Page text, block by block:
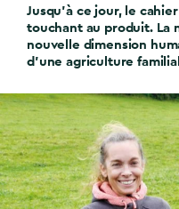
Jusqu’à ce jour, le
touchant au produit. La
nouvelle dimension
d’une agriculture